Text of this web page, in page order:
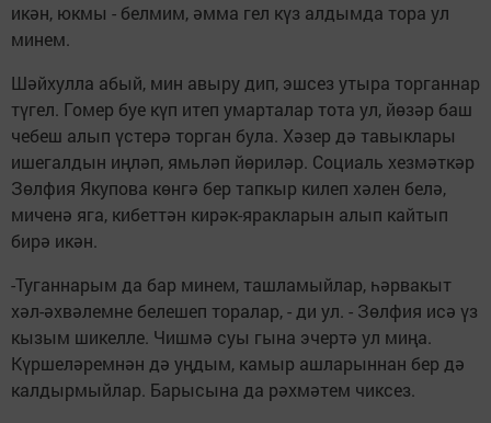
икән, юкмы - белмим, әмма гел күз алдымда тора ул
минем.
Шәйхулла абый, мин авыру дип, эшсез утыра торганнар
түгел. Гомер буе күп итеп умарталар тота ул, йөзәр баш
чебеш алып үстерә торган була. Хәзер дә тавыклары
ишегалдын иңләп, ямьләп йөриләр. Социаль хезмәткәр
Зөлфия Якупова көнгә бер тапкыр килеп хәлен белә,
миченә яга, кибеттән кирәк-яракларын алып кайтып
бирә икән.
-Туганнарым да бар минем, ташламыйлар, һәрвакыт
хәл-әхвәлемне белешеп торалар, - ди ул. - Зөлфия исә үз
кызым шикелле. Чишмә суы гына эчертә ул миңа.
Күршеләремнән дә уңдым, камыр ашларыннан бер дә
калдырмыйлар. Барысына да рәхмәтем чиксез.